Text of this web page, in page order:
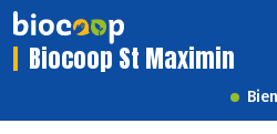
Biocoop St Maximin